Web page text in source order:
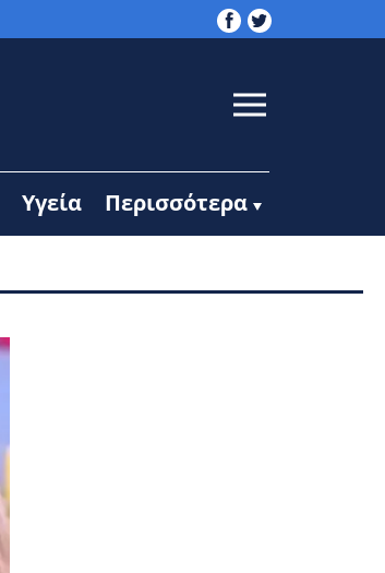
Υγεία Περισσότερα